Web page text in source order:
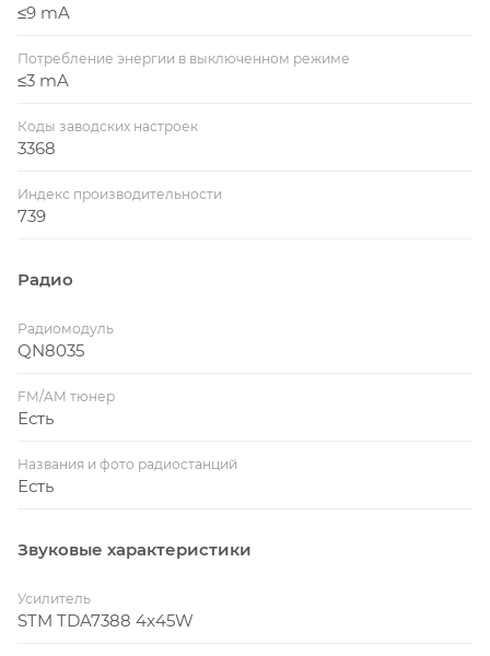
≤9 mA
Потребление энергии в выключенном режиме
≤3 mA
Коды заводских настроек
3368
Индекс производительности
739
Радио
Радиомодуль
QN8035
FM/AM тюнер
Есть
Названия и фото радиостанций
Есть
Звуковые характеристики
Усилитель
STM TDA7388 4x45W